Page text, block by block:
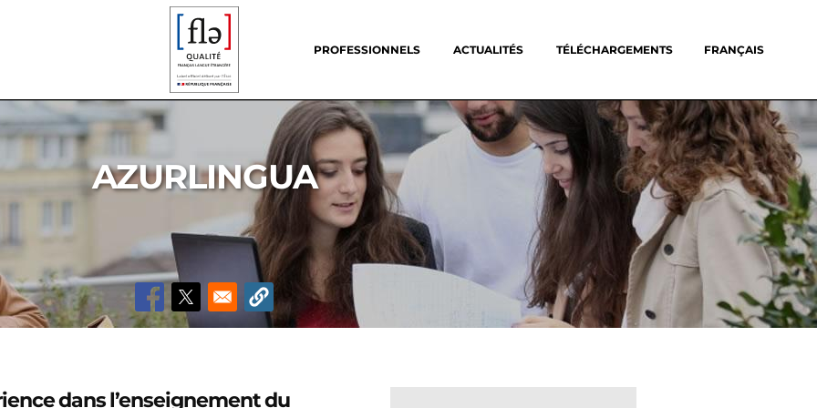
PROFESSIONNELS ACTUALITÉS TÉLÉCHARGEMENTS FRANÇAIS
AZURLINGUA
dans l’enseignement du